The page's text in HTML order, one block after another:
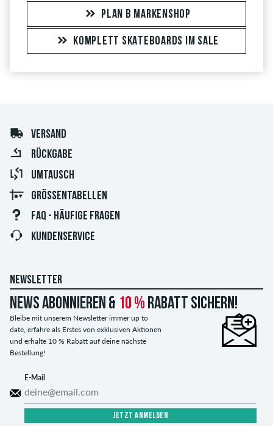
PLAN B MARKENSHOP
KOMPLETT SKATEBOARDS IM SALE
VERSAND
RÜCKGABE
UMTAUSCH
GRÖSSENTABELLEN
FAQ - HÄUFIGE FRAGEN
KUNDENSERVICE
NEWSLETTER
News abonnieren & 10 % Rabatt sichern!
Bleibe mit unserem Newsletter immer up to
date, erfahre als Erstes von exklusiven Aktionen
und erhalte 10 % Rabatt auf deine nächste
Bestellung!
E-Mail
JETZT ANMELDEN